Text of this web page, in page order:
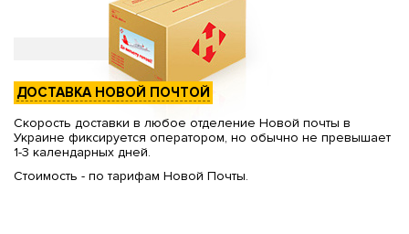
ДОСТАВКА НОВОЙ ПОЧТОЙ
Скорость доставки в любое отделение Новой почты в
Украине фиксируется оператором, но обычно не превышает
1-3 календарных дней.
Стоимость - по тарифам Новой Почты.